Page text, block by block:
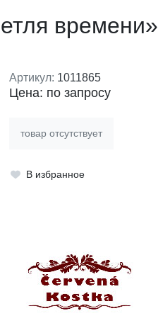
времени»
Артикул: 1011865
Цена: по запросу
товар отсутствует
В избранное